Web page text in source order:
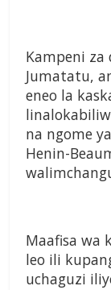
Kampeni
Jumatatu,
eneo la
na ngome
Henin-
Maafisa wa
leo ili
uchaguzi